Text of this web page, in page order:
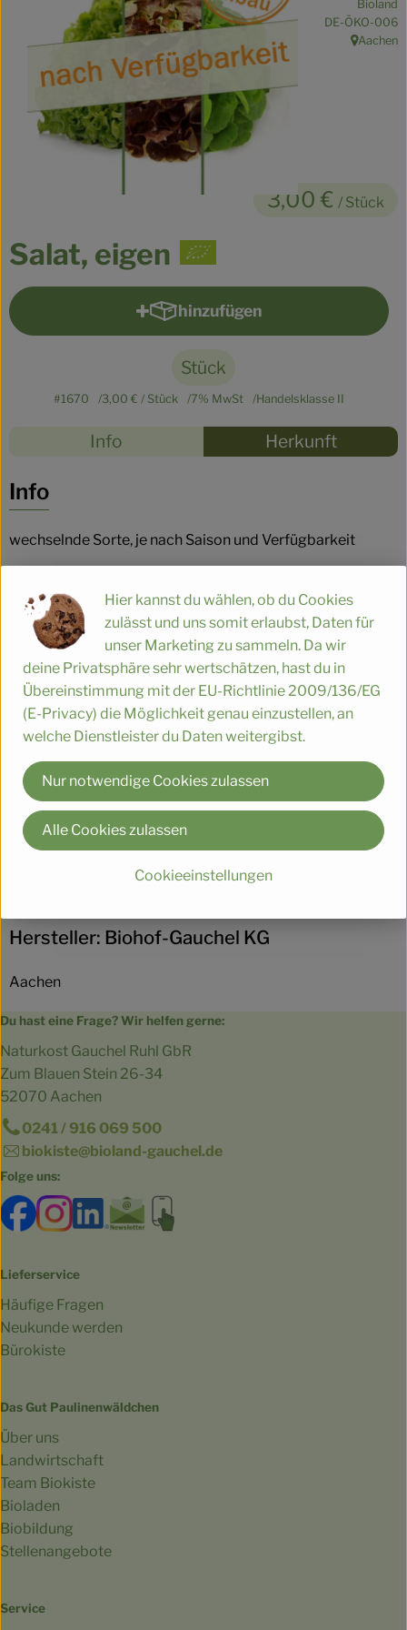
Kühltheke
Speisekammer
So geht’s
Blog
Salat, eigen
3,00 € / Stück
Bioland
, Kontrollstelle:
DE-ÖKO-006
, Herkunft:
Aachen
hinzufügen
Produkt zum Warenkorb
Stück
#1670 3,00 € / Stück 7% MwSt Handelsklasse II
Rezepte
Info Herkunft
Info
wechselnde Sorte, je nach Saison und Verfügbarkeit
Salat wird roh verzehrt. Als Salate bauen wir Kopfsalat,
Bataviasalat und Eichblattsalat jeweils mit roten oder
grünen Blättern an. Die Batavia-Salate sind etwas
knackiger und härter; die Eichblattsalate haben ein
weicheres Blatt. Die einzelnen Blätter werden vom Kopf
gelöst und können mit beliebigen Dressings kombiniert
werden.
Produktinformationen
Hersteller: Biohof-Gauchel KG
Aachen
Du hast eine Frage? Wir helfen gerne:
Naturkost Gauchel Ruhl GbR
Zum Blauen Stein 26-34
52070 Aachen
0241 / 916 069 500
biokiste@bioland-gauchel.de
Folge uns:
Externer Link zu https://www.facebook.com/
Externer Link zu https://www.instagram.com/
Externer Link zu https://
Externer Link zu https://
Lieferservice
Häufige Fragen
Neukunde werden
Bürokiste
Das Gut Paulinenwäldchen
Über uns
Landwirtschaft
Team Biokiste
Bioladen
Biobildung
Stellenangebote
Service
Hier kannst du wählen, ob du Cookies
zulässt und uns somit erlaubst, Daten für
unser Marketing zu sammeln. Da wir
deine Privatsphäre sehr wertschätzen, hast du in
Übereinstimmung mit der EU-Richtlinie 2009/136/EG
(E-Privacy) die Möglichkeit genau einzustellen, an
welche Dienstleister du Daten weitergibst.
Cookieeinstellungen
Nur notwendige Cookies zulassen
Alle Cookies zulassen